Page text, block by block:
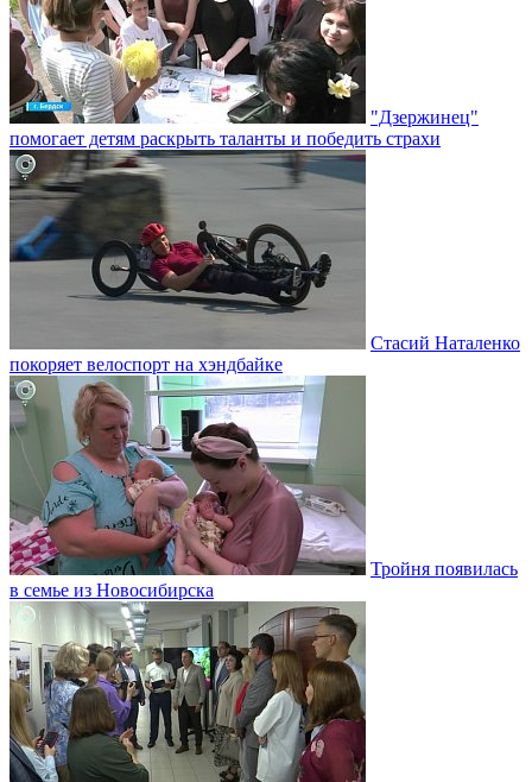
"Дзержинец"
помогает детям раскрыть таланты и победить страхи
Стасий Наталенко
покоряет велоспорт на хэндбайке
Тройня появилась
в семье из Новосибирска